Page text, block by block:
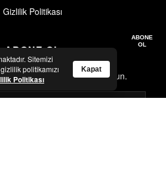
Gizlilik Politikası
ABONE OL
güncellemeler için abone olun.
ABONE
OL
Sitemizi
politikamızı
Politikası
Kapat